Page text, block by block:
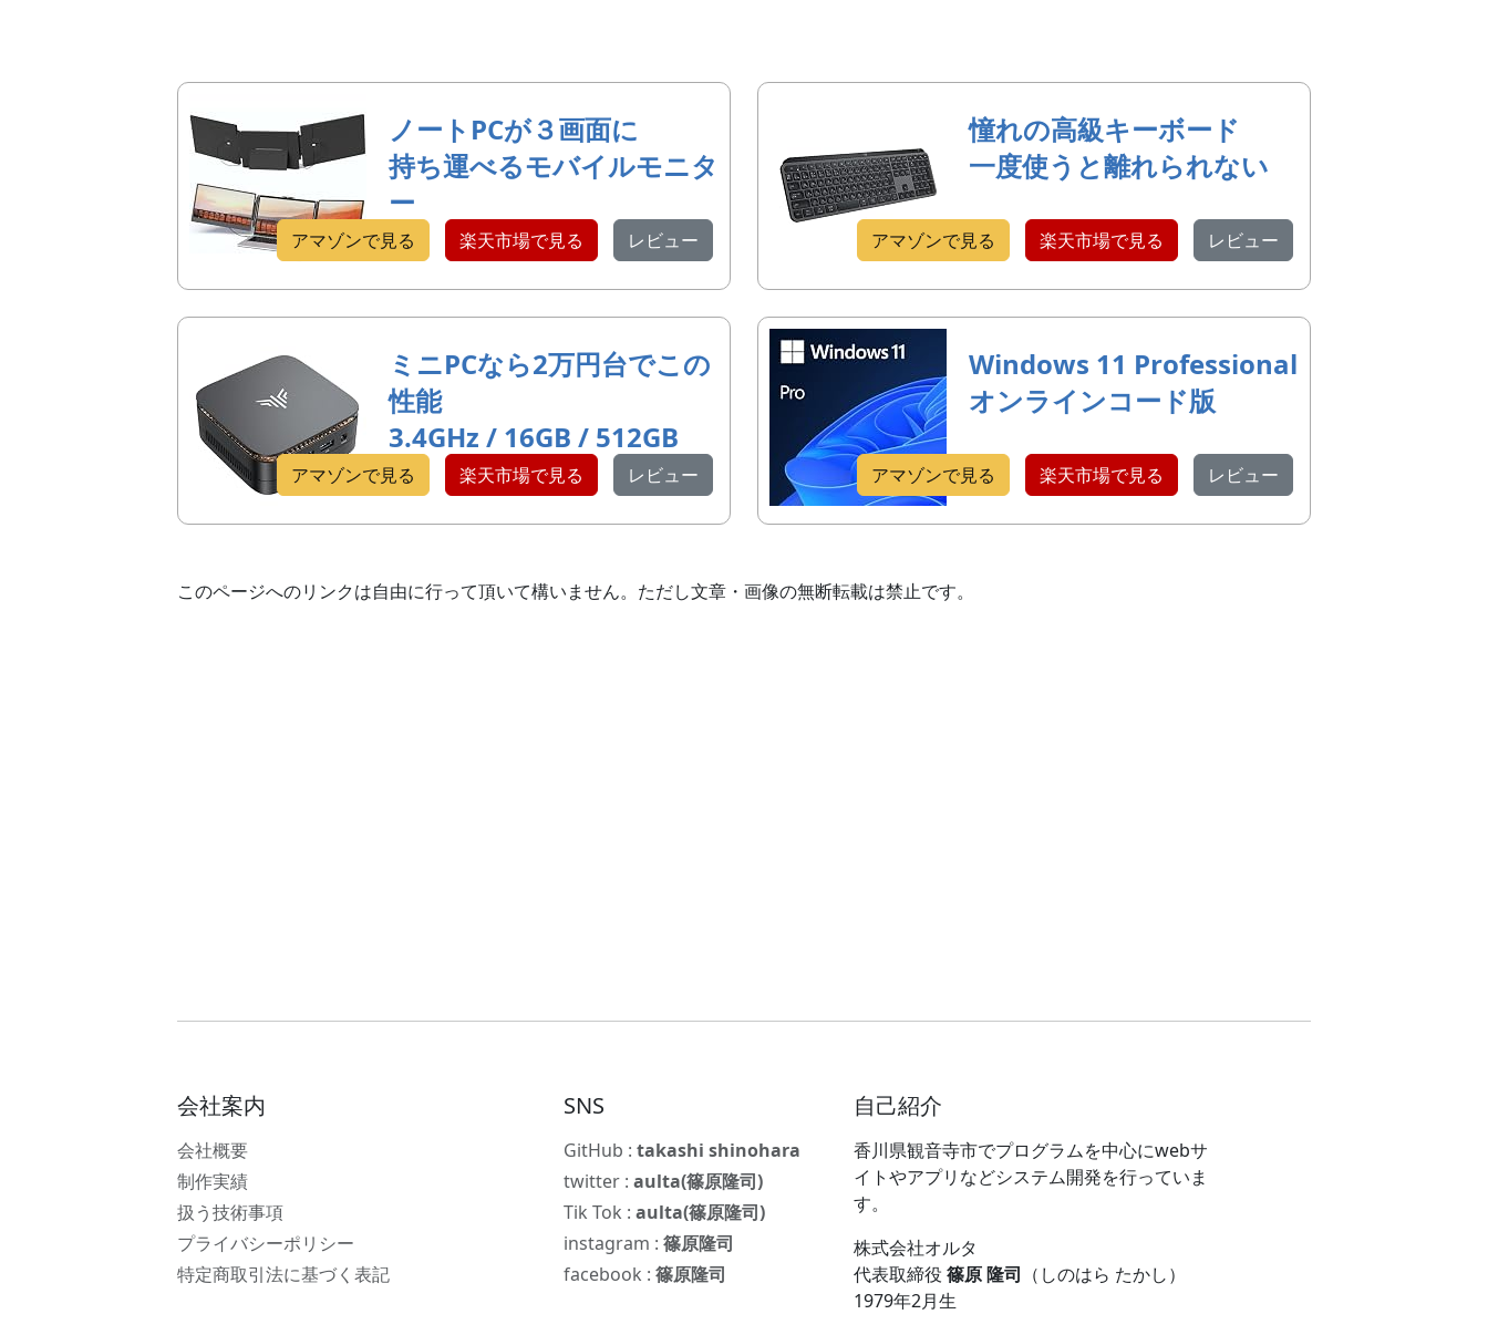
ノートPCが３画面に
持ち運べるモバイルモニタ
ー
アマゾンで見る 楽天市場で見る レビュー
憧れの高級キーボード
一度使うと離れられない
アマゾンで見る 楽天市場で見る レビュー
ミニPCなら2万円台でこの
性能
3.4GHz / 16GB / 512GB
アマゾンで見る 楽天市場で見る レビュー
Windows 11 Professional
オンラインコード版
アマゾンで見る 楽天市場で見る レビュー
このページへのリンクは自由に行って頂いて構いません。ただし文章・画像の無断転載は禁止です。
会社案内
会社概要
制作実績
扱う技術事項
プライバシーポリシー
特定商取引法に基づく表記
SNS
GitHub :takashi shinohara
twitter :aulta(篠原隆司)
Tik Tok :aulta(篠原隆司)
instagram :篠原隆司
facebook :篠原隆司
自己紹介
香川県観音寺市でプログラムを中心にwebサ
イトやアプリなどシステム開発を行っていま
す。
株式会社オルタ
代表取締役篠原 隆司 （しのはら たかし）
1979年2月生